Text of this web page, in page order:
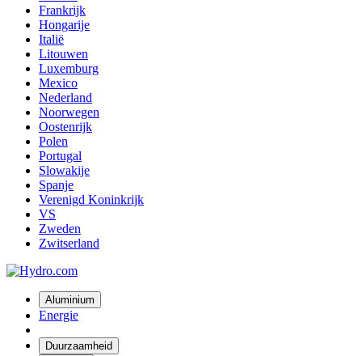
Frankrijk
Hongarije
Italië
Litouwen
Luxemburg
Mexico
Nederland
Noorwegen
Oostenrijk
Polen
Portugal
Slowakije
Spanje
Verenigd Koninkrijk
VS
Zweden
Zwitserland
Aluminium
Energie
Duurzaamheid